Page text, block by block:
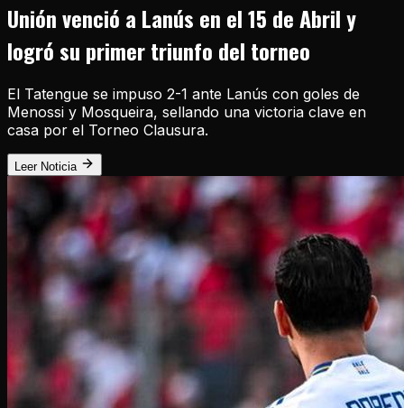
Unión venció a Lanús en el 15 de Abril y
logró su primer triunfo del torneo
El Tatengue se impuso 2-1 ante Lanús con goles de
Menossi y Mosqueira, sellando una victoria clave en
casa por el Torneo Clausura.
Leer Noticia